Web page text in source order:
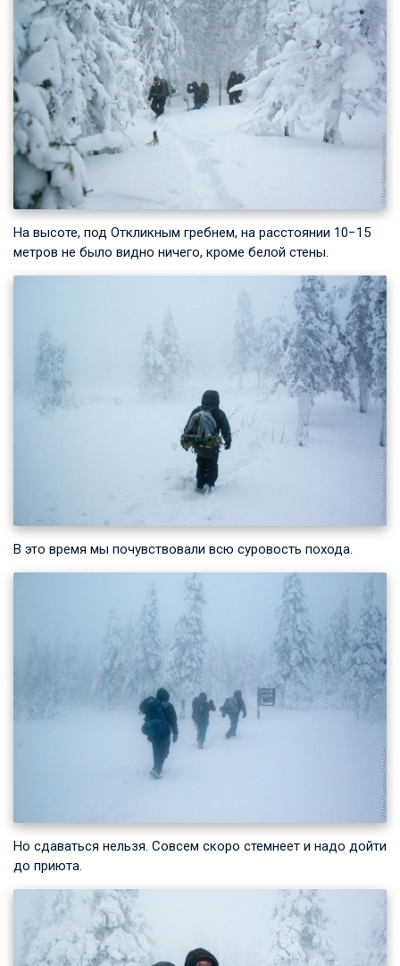
На высоте, под Откликным гребнем, на расстоянии 10−15
метров не было видно ничего, кроме белой стены.
В это время мы почувствовали всю суровость похода.
Но сдаваться нельзя. Совсем скоро стемнеет и надо дойти
до приюта.